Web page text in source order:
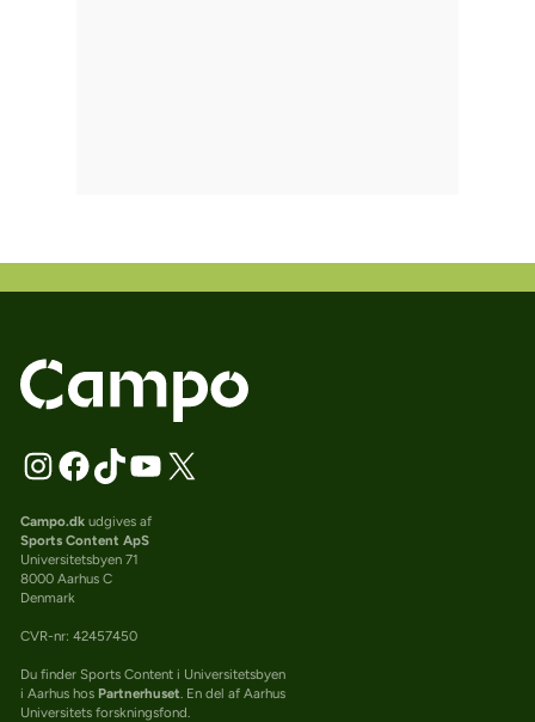
Campo.dkudgives af
Sports Content ApS
Universitetsbyen 71
8000 Aarhus C
Denmark
CVR-nr: 42457450
Du finder Sports Content i Universitetsbyen
i Aarhus hos Partnerhuset. En del af Aarhus
Universitets forskningsfond.